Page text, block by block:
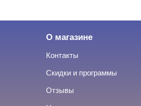
О магазине
Контакты
Скидки и программы
Отзывы